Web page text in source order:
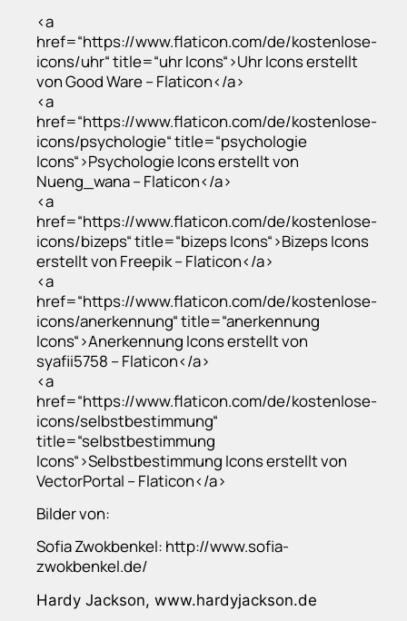
<a
href=“https://www.flaticon.com/de/kostenlose-
icons/uhr“ title=“uhr Icons“>Uhr Icons erstellt
von Good Ware – Flaticon</a>
<a
href=“https://www.flaticon.com/de/kostenlose-
icons/psychologie“ title=“psychologie
Icons“>Psychologie Icons erstellt von
Nueng_wana – Flaticon</a>
<a
href=“https://www.flaticon.com/de/kostenlose-
icons/bizeps“ title=“bizeps Icons“>Bizeps Icons
erstellt von Freepik – Flaticon</a>
<a
href=“https://www.flaticon.com/de/kostenlose-
icons/anerkennung“ title=“anerkennung
Icons“>Anerkennung Icons erstellt von
syafii5758 – Flaticon</a>
<a
href=“https://www.flaticon.com/de/kostenlose-
icons/selbstbestimmung“
title=“selbstbestimmung
Icons“>Selbstbestimmung Icons erstellt von
VectorPortal – Flaticon</a>
Bilder von:
Sofia Zwokbenkel: http://www.sofia-
zwokbenkel.de/
Hardy Jackson, www.hardyjackson.de